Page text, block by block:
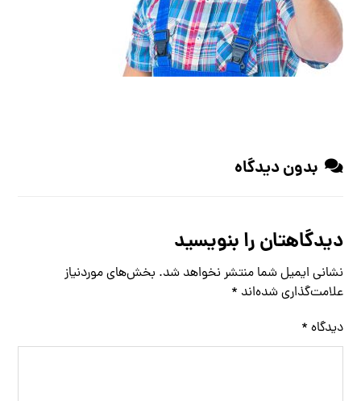
بدون دیدگاه
دیدگاهتان را بنویسید
نشانی ایمیل شما منتشر نخواهد شد. بخش‌های موردنیاز
علامت‌گذاری شده‌اند *
دیدگاه *